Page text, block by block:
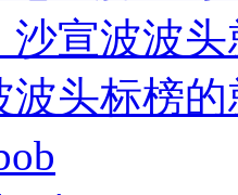
沙宣波波
波头标榜